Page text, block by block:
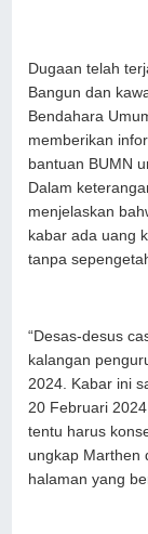
Dugaan telah
Bangun dan
Bendahara
memberikan
bantuan BUMN
Dalam
menjelaskan
kabar ada uang
tanpa
“Desas-desus
kalangan
2024. ⁠Kabar ini
20 Februari
tentu harus
ungkap Marthen
halaman yang